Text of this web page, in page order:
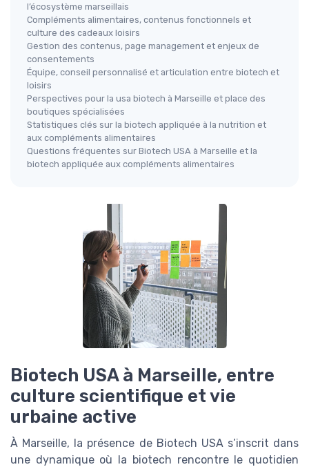
l’écosystème marseillais
Compléments alimentaires, contenus fonctionnels et
culture des cadeaux loisirs
Gestion des contenus, page management et enjeux de
consentements
Équipe, conseil personnalisé et articulation entre biotech et
loisirs
Perspectives pour la usa biotech à Marseille et place des
boutiques spécialisées
Statistiques clés sur la biotech appliquée à la nutrition et
aux compléments alimentaires
Questions fréquentes sur Biotech USA à Marseille et la
biotech appliquée aux compléments alimentaires
Biotech USA à Marseille, entre
culture scientifique et vie
urbaine active
À Marseille, la présence de Biotech USA s’inscrit dans
une dynamique où la biotech rencontre le quotidien